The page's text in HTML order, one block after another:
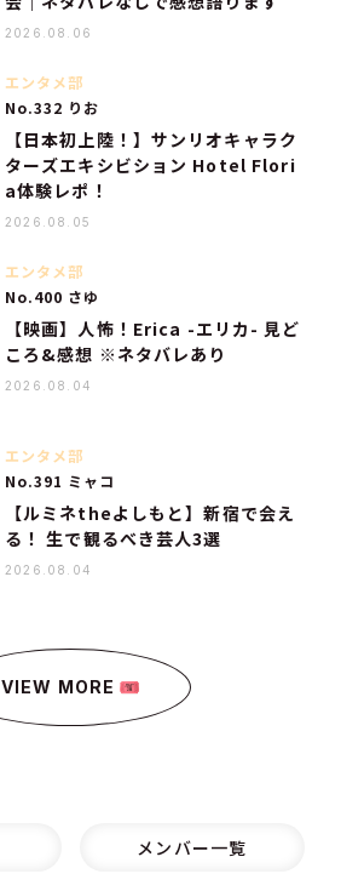
2026.08.06
エンタメ部
No.332 りお
【日本初上陸！】サンリオキャラク
ターズエキシビション Hotel Flori
a体験レポ！
2026.08.05
エンタメ部
No.400 さゆ
【映画】人怖！Erica -エリカ- 見ど
ころ&感想 ※ネタバレあり
2026.08.04
エンタメ部
No.391 ミャコ
【ルミネtheよしもと】新宿で会え
る！ 生で観るべき芸人3選
2026.08.04
VIEW MORE
メンバー一覧